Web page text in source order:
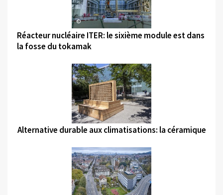
©
Réacteur nucléaire ITER: le sixième module est dans
la fosse du tokamak
©
Alternative durable aux climatisations: la céramique